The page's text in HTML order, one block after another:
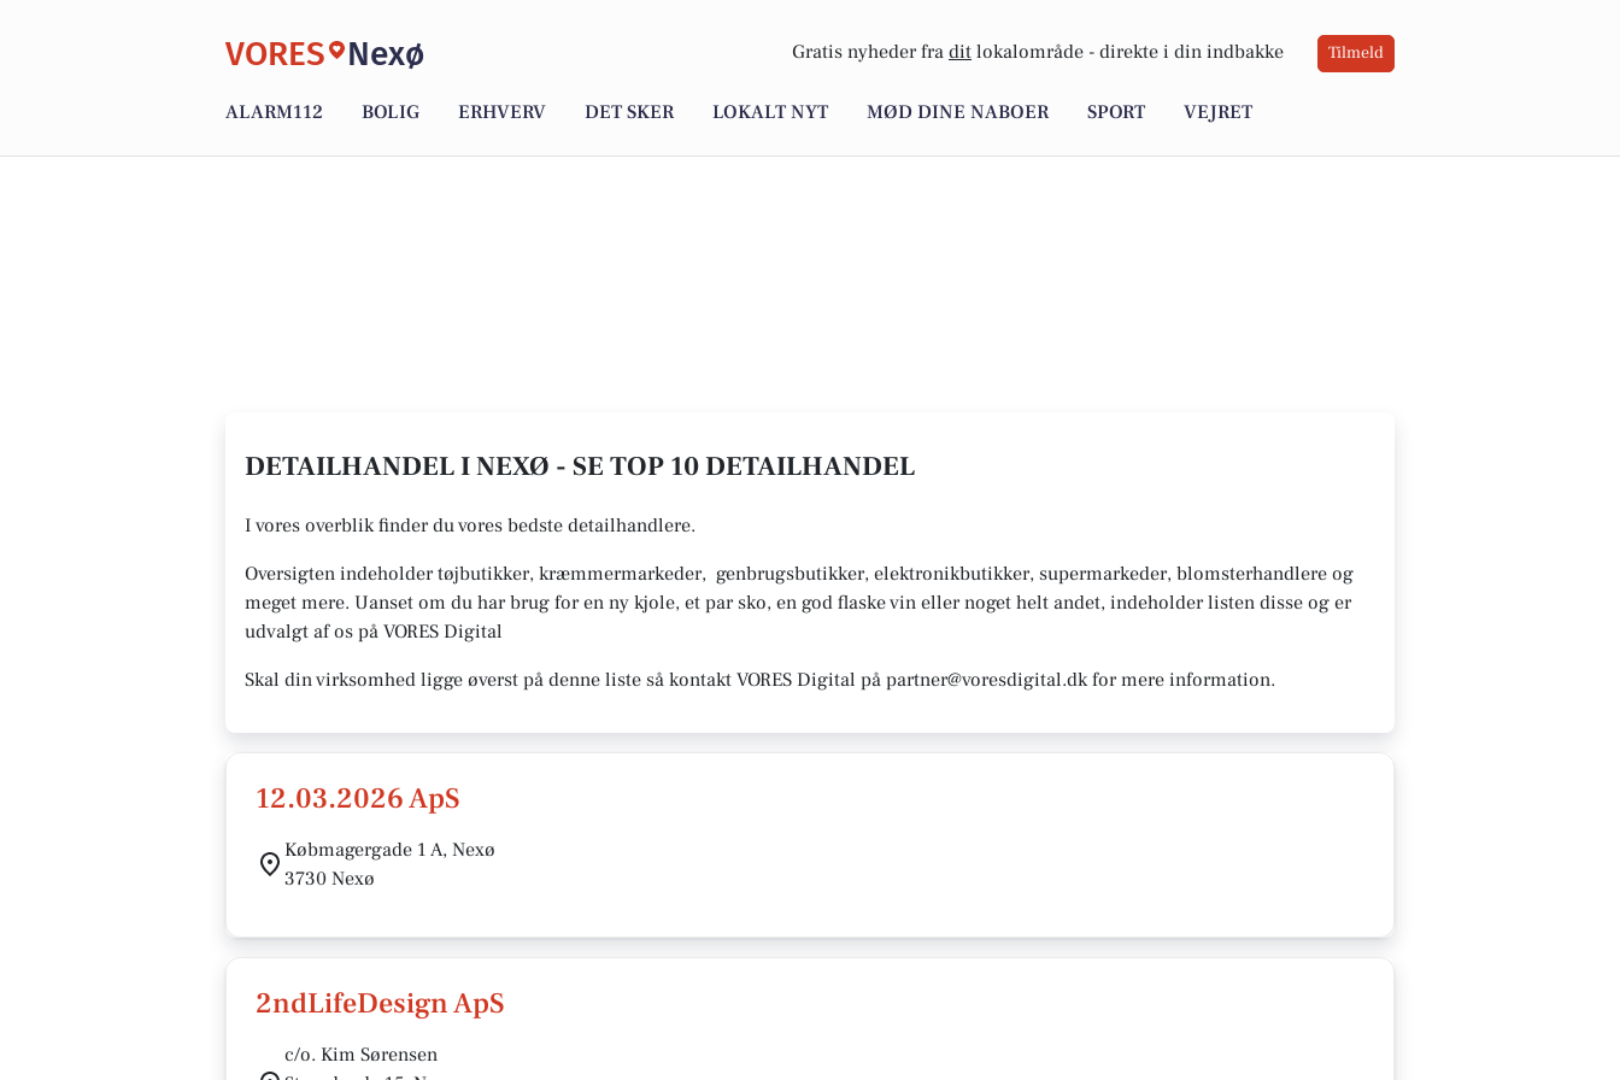
VORES Nexø Gratis nyheder fra dit lokalområde - direkte i din indbakke Tilmeld
ALARM112 BOLIG ERHVERV DET SKER LOKALT NYT MØD DINE NABOER SPORT VEJRET
DETAILHANDEL I NEXØ - SE TOP 10 DETAILHANDEL
I vores overblik finder du vores bedste detailhandlere.
Oversigten indeholder tøjbutikker, kræmmermarkeder, genbrugsbutikker, elektronikbutikker, supermarkeder, blomsterhandlere og
meget mere. Uanset om du har brug for en ny kjole, et par sko, en god flaske vin eller noget helt andet, indeholder listen disse og er
udvalgt af os på VORES Digital
Skal din virksomhed ligge øverst på denne liste så kontakt VORES Digital på partner@voresdigital.dk for mere information.
12.03.2026 ApS
Købmagergade 1 A, Nexø
3730 Nexø
2ndLifeDesign ApS
c/o. Kim Sørensen